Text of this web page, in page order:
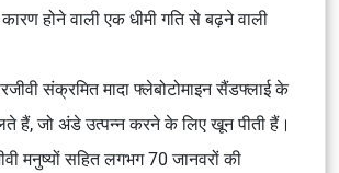
कारण होने वाली एक धीमी गति से बढ़ने वाली
संक्रमित मादा फ्लेबोटोमाइन सैंडफ्लाई के
हैं, जो अंडे उत्पन्न करने के लिए खून पीती हैं।
मनुष्यों सहित लगभग 70 जानवरों की